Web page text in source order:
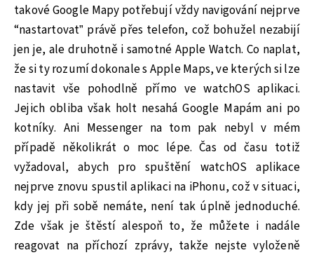
takové Google Mapy potřebují vždy navigování nejprve
“nastartovat” právě přes telefon, což bohužel nezabijí
jen je, ale druhotně i samotné Apple Watch. Co naplat,
že si ty rozumí dokonale s Apple Maps, ve kterých si lze
nastavit vše pohodlně přímo ve watchOS aplikaci.
Jejich obliba však holt nesahá Google Mapám ani po
kotníky. Ani Messenger na tom pak nebyl v mém
případě několikrát o moc lépe. Čas od času totiž
vyžadoval, abych pro spuštění watchOS aplikace
nejprve znovu spustil aplikaci na iPhonu, což v situaci,
kdy jej při sobě nemáte, není tak úplně jednoduché.
Zde však je štěstí alespoň to, že můžete i nadále
reagovat na příchozí zprávy, takže nejste vyloženě